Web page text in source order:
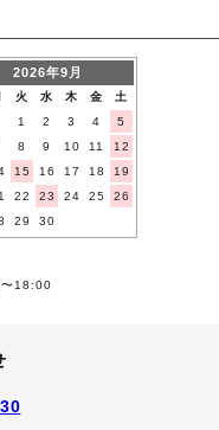
2026年9月
火 水 木 金
土
1
2 3 4
5
8 9 10 11
12
15 16 17 18
19
22 23 24 25
26
29 30
〜18:00